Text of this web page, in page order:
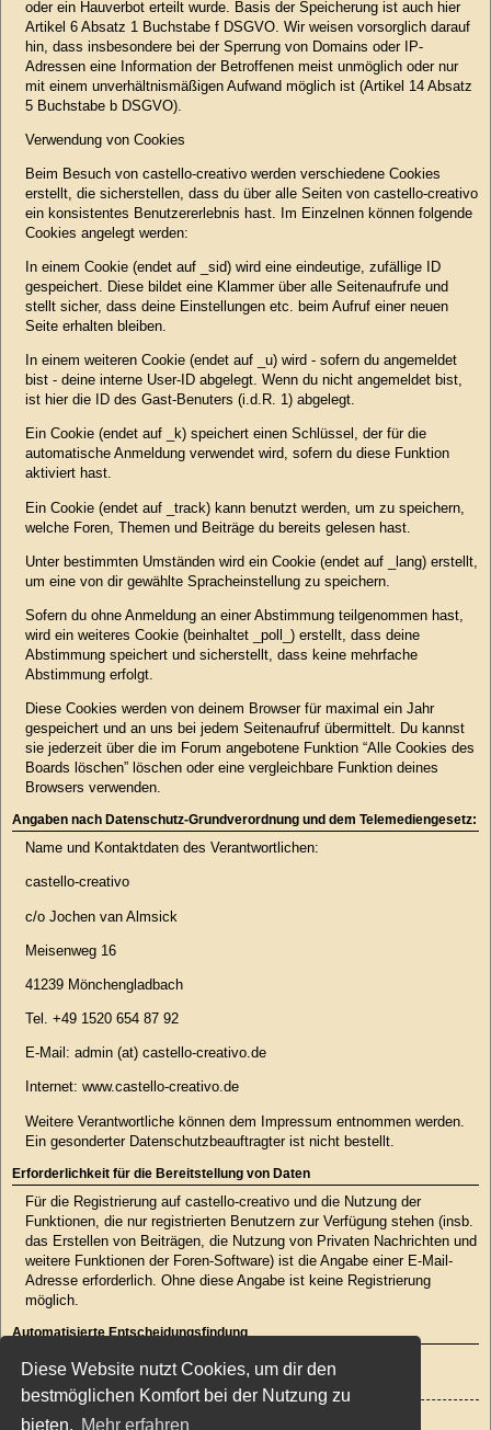
Diese Website nutzt Cookies, um dir den
bestmöglichen Komfort bei der Nutzung zu
bieten. Mehr erfahren
oder ein Hauverbot erteilt wurde. Basis der Speicherung ist auch hier
Artikel 6 Absatz 1 Buchstabe f DSGVO. Wir weisen vorsorglich darauf
hin, dass insbesondere bei der Sperrung von Domains oder IP-
Adressen eine Information der Betroffenen meist unmöglich oder nur
mit einem unverhältnismäßigen Aufwand möglich ist (Artikel 14 Absatz
5 Buchstabe b DSGVO).
Verwendung von Cookies
Beim Besuch von castello-creativo werden verschiedene Cookies
erstellt, die sicherstellen, dass du über alle Seiten von castello-creativo
ein konsistentes Benutzererlebnis hast. Im Einzelnen können folgende
Cookies angelegt werden:
In einem Cookie (endet auf _sid) wird eine eindeutige, zufällige ID
gespeichert. Diese bildet eine Klammer über alle Seitenaufrufe und
stellt sicher, dass deine Einstellungen etc. beim Aufruf einer neuen
Seite erhalten bleiben.
In einem weiteren Cookie (endet auf _u) wird - sofern du angemeldet
bist - deine interne User-ID abgelegt. Wenn du nicht angemeldet bist,
ist hier die ID des Gast-Benuters (i.d.R. 1) abgelegt.
Ein Cookie (endet auf _k) speichert einen Schlüssel, der für die
automatische Anmeldung verwendet wird, sofern du diese Funktion
aktiviert hast.
Ein Cookie (endet auf _track) kann benutzt werden, um zu speichern,
welche Foren, Themen und Beiträge du bereits gelesen hast.
Unter bestimmten Umständen wird ein Cookie (endet auf _lang) erstellt,
um eine von dir gewählte Spracheinstellung zu speichern.
Sofern du ohne Anmeldung an einer Abstimmung teilgenommen hast,
wird ein weiteres Cookie (beinhaltet _poll_) erstellt, dass deine
Abstimmung speichert und sicherstellt, dass keine mehrfache
Abstimmung erfolgt.
Diese Cookies werden von deinem Browser für maximal ein Jahr
gespeichert und an uns bei jedem Seitenaufruf übermittelt. Du kannst
sie jederzeit über die im Forum angebotene Funktion “Alle Cookies des
Boards löschen” löschen oder eine vergleichbare Funktion deines
Browsers verwenden.
Angaben nach Datenschutz-Grundverordnung und dem Telemediengesetz:
Name und Kontaktdaten des Verantwortlichen:
castello-creativo
c/o Jochen van Almsick
Meisenweg 16
41239 Mönchengladbach
Tel. +49 1520 654 87 92
E-Mail: admin (at) castello-creativo.de
Internet: www.castello-creativo.de
Weitere Verantwortliche können dem Impressum entnommen werden.
Ein gesonderter Datenschutzbeauftragter ist nicht bestellt.
Erforderlichkeit für die Bereitstellung von Daten
Für die Registrierung auf castello-creativo und die Nutzung der
Funktionen, die nur registrierten Benutzern zur Verfügung stehen (insb.
das Erstellen von Beiträgen, die Nutzung von Privaten Nachrichten und
weitere Funktionen der Foren-Software) ist die Angabe einer E-Mail-
Adresse erforderlich. Ohne diese Angabe ist keine Registrierung
möglich.
Automatisierte Entscheidungsfindung
Es findet keine automatisierte Entscheidungsfindung statt.
Zurück zur Anmeldemaske